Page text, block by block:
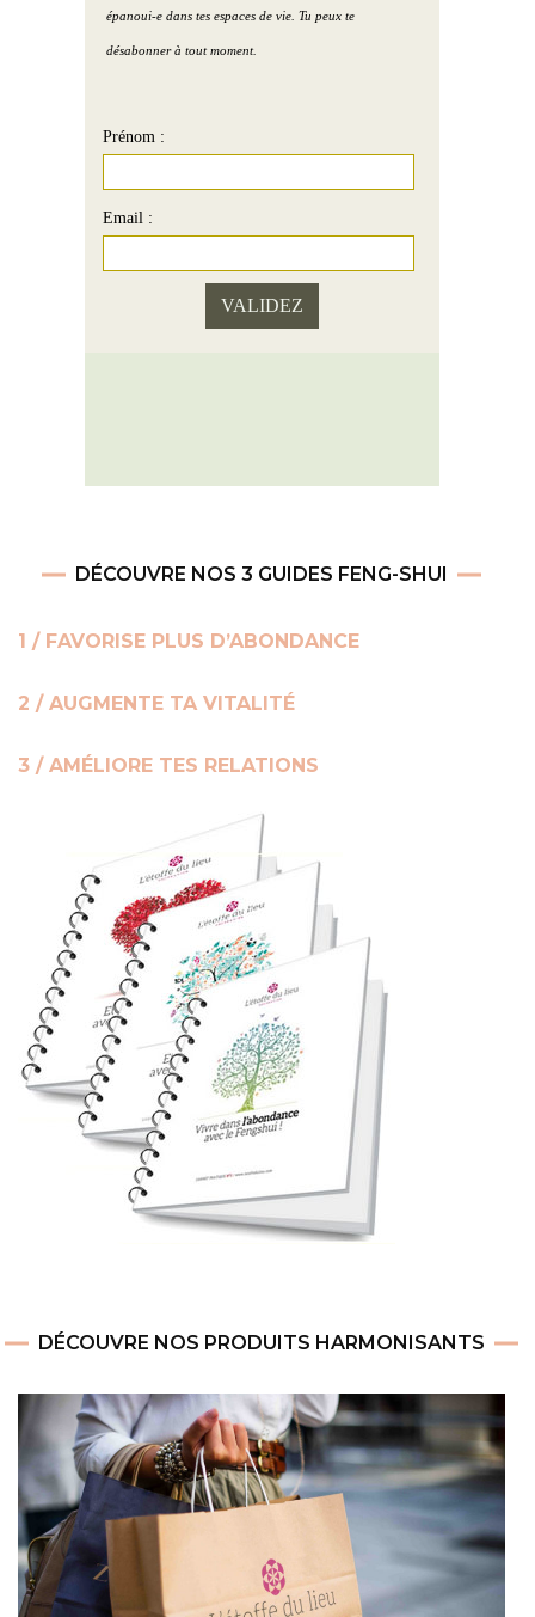
épanoui-e dans tes espaces de vie. Tu peux te
désabonner à tout moment.
Prénom :
Email :
DÉCOUVRE NOS 3 GUIDES FENG-SHUI
1 / FAVORISE PLUS D’ABONDANCE
2 / AUGMENTE TA VITALITÉ
3 / AMÉLIORE TES RELATIONS
DÉCOUVRE NOS PRODUITS HARMONISANTS